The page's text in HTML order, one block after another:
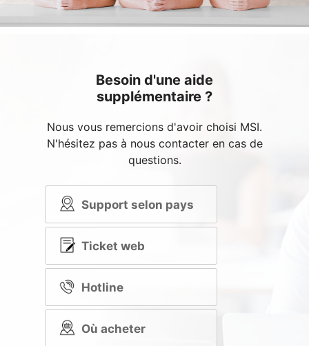
Besoin d'une aide
supplémentaire ?
Nous vous remercions d'avoir choisi MSI.
N'hésitez pas à nous contacter en cas de
questions.
Support selon pays
Ticket web
Hotline
Où acheter